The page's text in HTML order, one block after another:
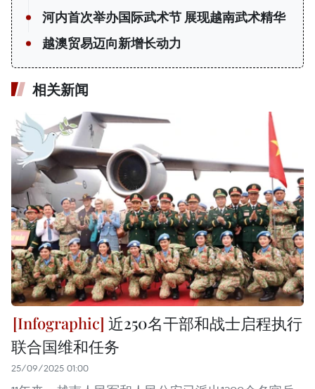
河内首次举办国际武术节 展现越南武术精华
越澳贸易迈向新增长动力
相关新闻
近250名干部和战士启程执行
联合国维和任务
25/09/2025 01:00